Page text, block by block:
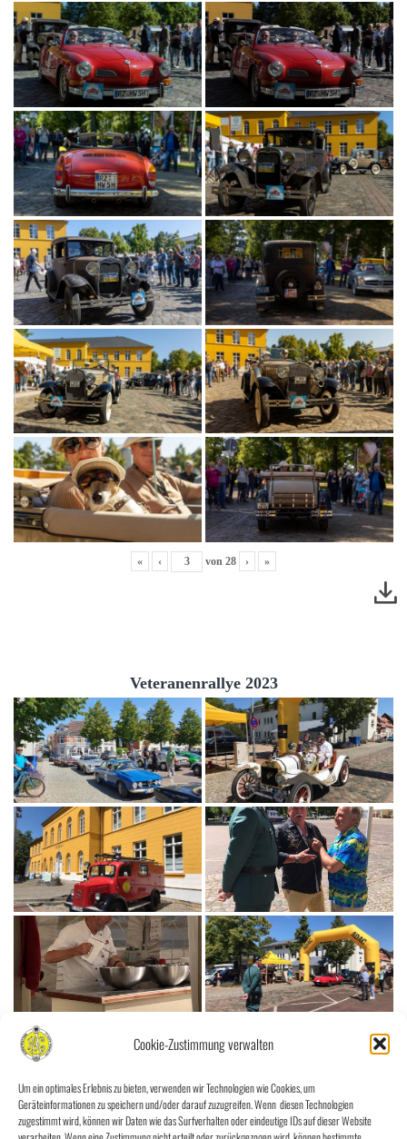
Cookie-Zustimmung verwalten
Um ein optimales Erlebnis zu bieten, verwenden wir Technologien wie Cookies, um
Geräteinformationen zu speichern und/oder darauf zuzugreifen. Wenn diesen Technologien
zugestimmt wird, können wir Daten wie das Surfverhalten oder eindeutige IDs auf dieser Website
« ‹ von 28 › »
Veteranenrallye 2023